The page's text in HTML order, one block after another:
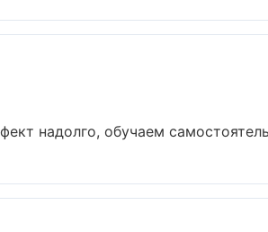
надолго, обучаем